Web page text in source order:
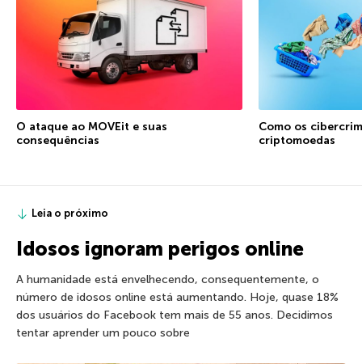
O ataque ao MOVEit e suas
consequências
Como os
criptomoedas
Leia o próximo
Idosos ignoram perigos online
A humanidade está envelhecendo, consequentemente, o
número de idosos online está aumentando. Hoje, quase 18%
dos usuários do Facebook tem mais de 55 anos. Decidimos
tentar aprender um pouco sobre